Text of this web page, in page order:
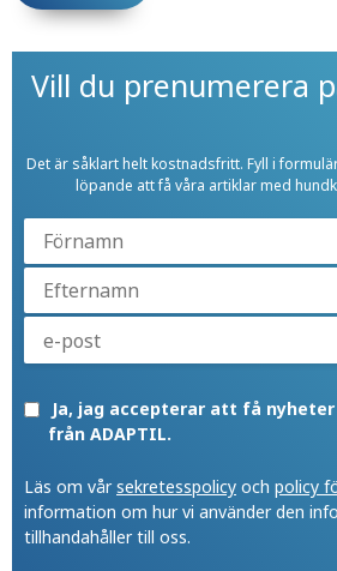
Vill du prenumerera
Det är såklart helt kostnadsfritt. Fyll i
löpande att få våra artiklar med
Ja, jag accepterar att få
från ADAPTIL.
Läs om vårsekretesspolicy och policy
information om hur vi använder den
tillhandahåller till oss.